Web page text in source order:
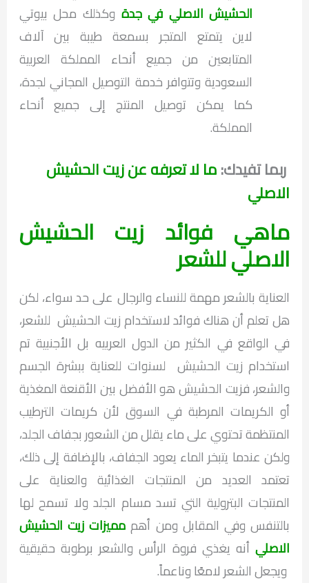
الحشيش الاصلي في جدة وكذلك محل بيوتي
لاين يتمتع المتجر بسمعة طيبة بين آلاف
المتابعين من جميع أنحاء المملكة العربية
السعودية وتتوافر خدمة التوصيل المجاني لجدة،
كما يمكن توصيل المنتج إلى جميع أنحاء
المملكة.
ربما تفيدك:ما لا تعرفه عن زيت الحشيش
الاصلي
ماهي فوائد زيت الحشيش
الاصلي للشعر
العناية بالشعر مهمة للنساء والرجال على حد سواء، لكن
هل تعلم أن هناك فوائد لاستخدام زيت الحشيش للشعر،
في الواقع في الكثير من الدول العربيه بل الأجنبية تم
استخدام زيت الحشيش لسنوات للعناية ببشرة الجسم
والشعر، فزيت الحشيش هو الأفضل بين الأقنعة المغذية
أو الكريمات المرطبة في السوق لأن كريمات الترطيب
المنتظمة تحتوي على ماء يقلل من الشعور بجفاف الجلد،
ولكن عندما يتبخر الماء يعود الجفاف، بالإضافة إلى ذلك،
تعتمد العديد من المنتجات الغذائية والعناية على
المنتجات البترولية التي تسد مسام الجلد ولا تسمح لها
بالتنفس وفي المقابل ومن أهم مميزات زيت الحشيش
الاصلي أنه يغذي فروة الرأس والشعر برطوبة حقيقية
ويجعل الشعر لامعًا وناعماً.